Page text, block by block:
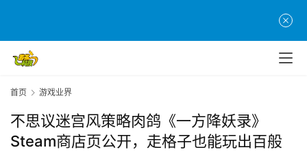
首页 游戏业界
不思议迷宫风策略肉鸽《一方降妖录》
Steam商店页公开，走格子也能玩出百般